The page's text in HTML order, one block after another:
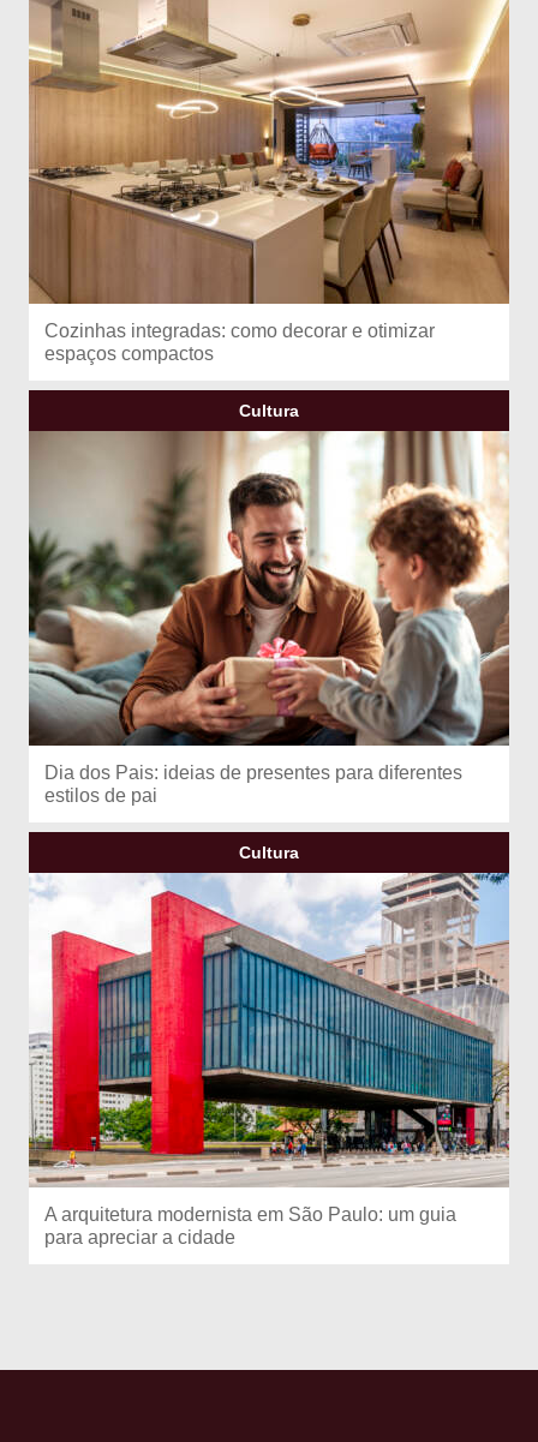
Cozinhas integradas: como decorar e otimizar
espaços compactos
Cultura
Dia dos Pais: ideias de presentes para diferentes
estilos de pai
Cultura
A arquitetura modernista em São Paulo: um guia
para apreciar a cidade